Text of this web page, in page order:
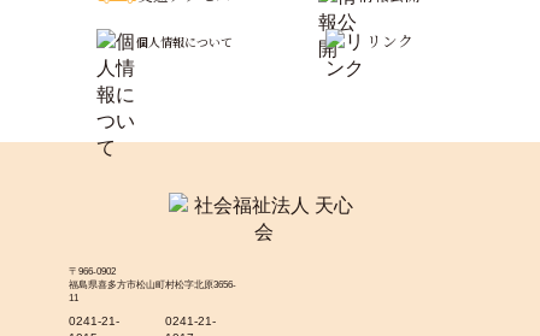
個人情報について リンク
〒966-0902
福島県喜多方市松山町村松字北原3656-
11
0241-21-
0241-21-